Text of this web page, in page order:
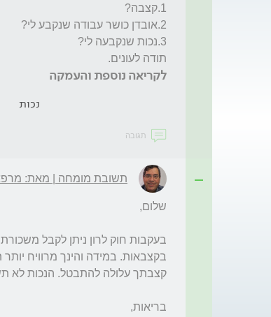
תודה לעונים.
לקריאה נוספת והעמקה
נכות
תגובה
תשובת מומחה | מאת:
בריאות,